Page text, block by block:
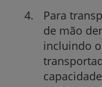
Para
de mão
incluindo